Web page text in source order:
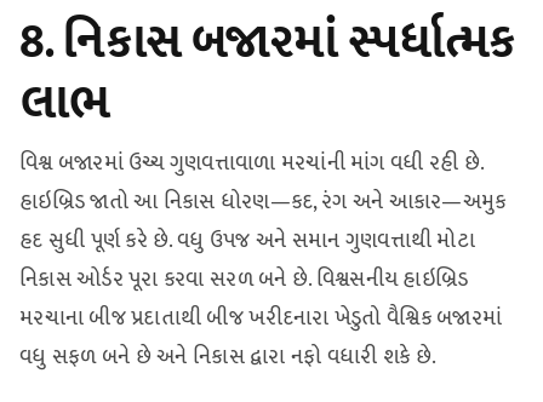
8. નિકાસ બજારમાં સ્પર્ધાત્મક
લાભ
વિશ્વ બજારમાં ઉચ્ચ ગુણવત્તાવાળા મરચાંની માંગ વધી રહી છે.
હાઇબ્રિડ જાતો આ નિકાસ ધોરણ—કદ, રંગ અને આકાર—અમુક
હદ સુધી પૂર્ણ કરે છે. વધુ ઉપજ અને સમાન ગુણવત્તાથી મોટા
નિકાસ ઓર્ડર પૂરા કરવા સરળ બને છે. વિશ્વસનીય હાઇબ્રિડ
મરચાના બીજ પ્રદાતાથી બીજ ખરીદનારા ખેડુતો વૈશ્વિક બજારમાં
વધુ સફળ બને છે અને નિકાસ દ્વારા નફો વધારી શકે છે.